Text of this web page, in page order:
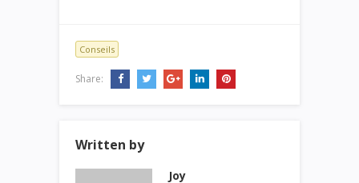
Conseils
Share:
Written by
Joy